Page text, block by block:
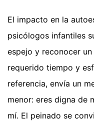
El impacto en la
psicólogos infantiles
espejo y reconocer
requerido tiempo y
referencia, envía un
menor: eres digna de
mí. El peinado se